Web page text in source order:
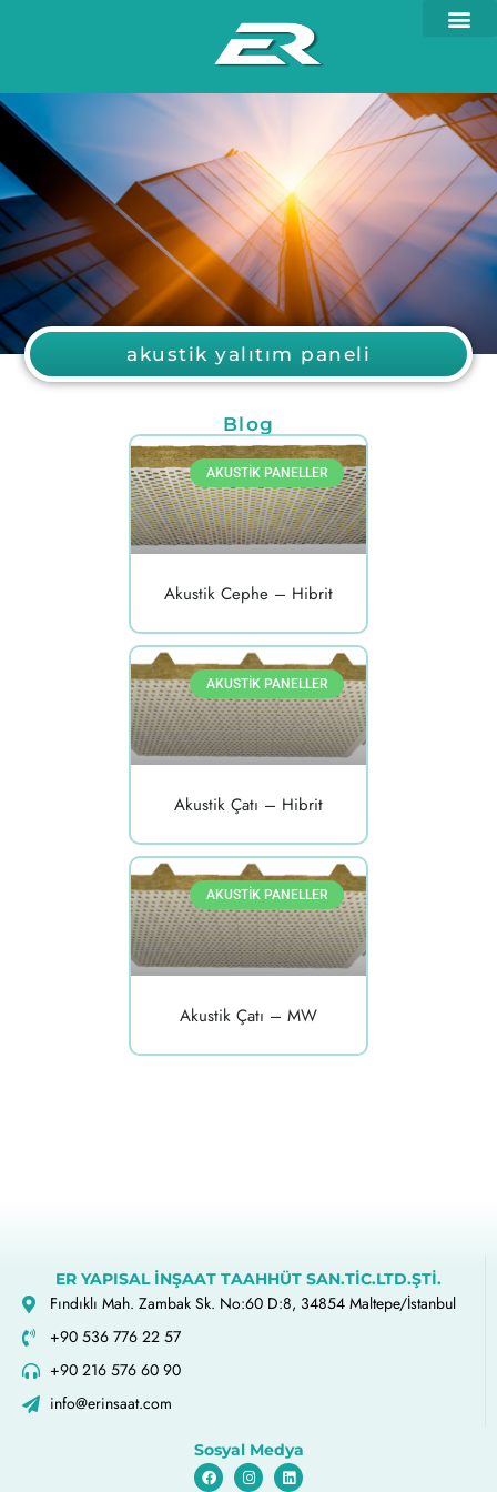
akustik yalıtım paneli
Blog
AKUSTIK PANELLER
Akustik Cephe – Hibrit
AKUSTIK PANELLER
Akustik Çatı – Hibrit
AKUSTIK PANELLER
Akustik Çatı – MW
ER YAPISAL İNŞAAT TAAHHÜT SAN.TİC.LTD.ŞTİ.
Fındıklı Mah. Zambak Sk. No:60 D:8, 34854 Maltepe/İstanbul
+90 536 776 22 57
+90 216 576 60 90
info@erinsaat.com
Sosyal Medya